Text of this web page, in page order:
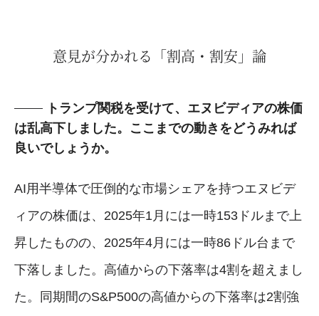
意見が分かれる「割高・割安」論
トランプ関税を受けて、エヌビディアの株価
は乱高下しました。ここまでの動きをどうみれば
良いでしょうか。
AI用半導体で圧倒的な市場シェアを持つエヌビデ
ィアの株価は、2025年1月には一時153ドルまで上
昇したものの、2025年4月には一時86ドル台まで
下落しました。高値からの下落率は4割を超えまし
た。同期間のS&P500の高値からの下落率は2割強